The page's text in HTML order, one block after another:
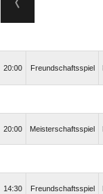
20:00 Freundschaftsspiel
20:00 Meisterschaftsspiel
14:30 Freundschaftsspiel